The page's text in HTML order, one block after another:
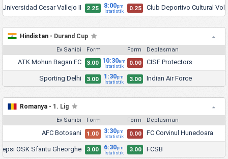
Universidad Cesar Vallejo II 2.25 8:00pm
İstatistik
0.25 Club Deportivo Cultural
Hindistan - Durand Cup
Ev Sahibi Form Form Deplasman
ATK Mohun Bagan FC 3.00 10:30am
İstatistik
0.00 CISF Protectors
Sporting Delhi 3.00 1:30pm
İstatistik
3.00 Indian Air Force
Romanya - 1. Lig
Ev Sahibi Form Form Deplasman
AFC Botosani 1.00 3:30pm
İstatistik
0.00 FC Corvinul Hunedoara
OSK Sfantu Gheorghe 3.00 6:30pm
İstatistik
3.00 FCSB